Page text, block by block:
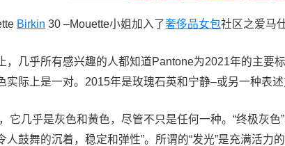
Birkin 30 –Mouette小姐加入了奢侈品女包社区之爱马
，几乎所有感兴趣的人都知道Pantone为2021年的主要
实际上是一对。2015年是玫瑰石英和宁静–或另一种表述
它几乎是灰色和黄色，尽管不只是任何一种。“终极灰色
人鼓舞的沉着，稳定和弹性”。所谓的“发光”是充满活力